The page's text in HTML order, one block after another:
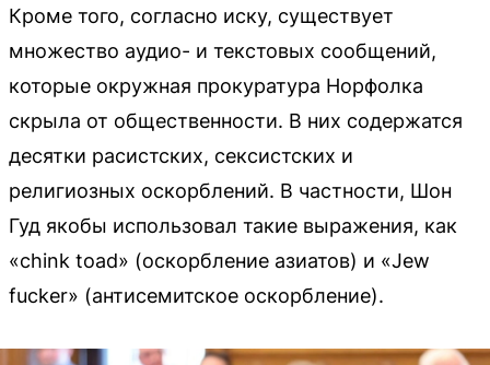
Кроме того, согласно иску, существует
множество аудио- и текстовых сообщений,
которые окружная прокуратура Норфолка
скрыла от общественности. В них содержатся
десятки расистских, сексистских и
религиозных оскорблений. В частности, Шон
Гуд якобы использовал такие выражения, как
«chink toad» (оскорбление азиатов) и «Jew
fucker» (антисемитское оскорбление).